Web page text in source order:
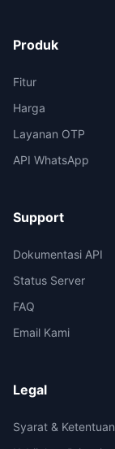
Produk
Fitur
Harga
Layanan OTP
API WhatsApp
Support
Dokumentasi API
Status Server
FAQ
Email Kami
Legal
Syarat & Ketentuan